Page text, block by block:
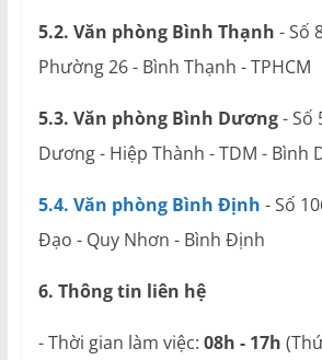
5.2. Văn phòng Bình Thạnh - Số
Phường 26 - Bình Thạnh - TPHCM
5.3. Văn phòng Bình Dương- Số
Dương - Hiệp Thành - TDM - Bình
5.4. Văn phòng Bình Định - Số
Đạo - Quy Nhơn - Bình Định
6. Thông tin liên hệ
- Thời gian làm việc: 08h - 17h